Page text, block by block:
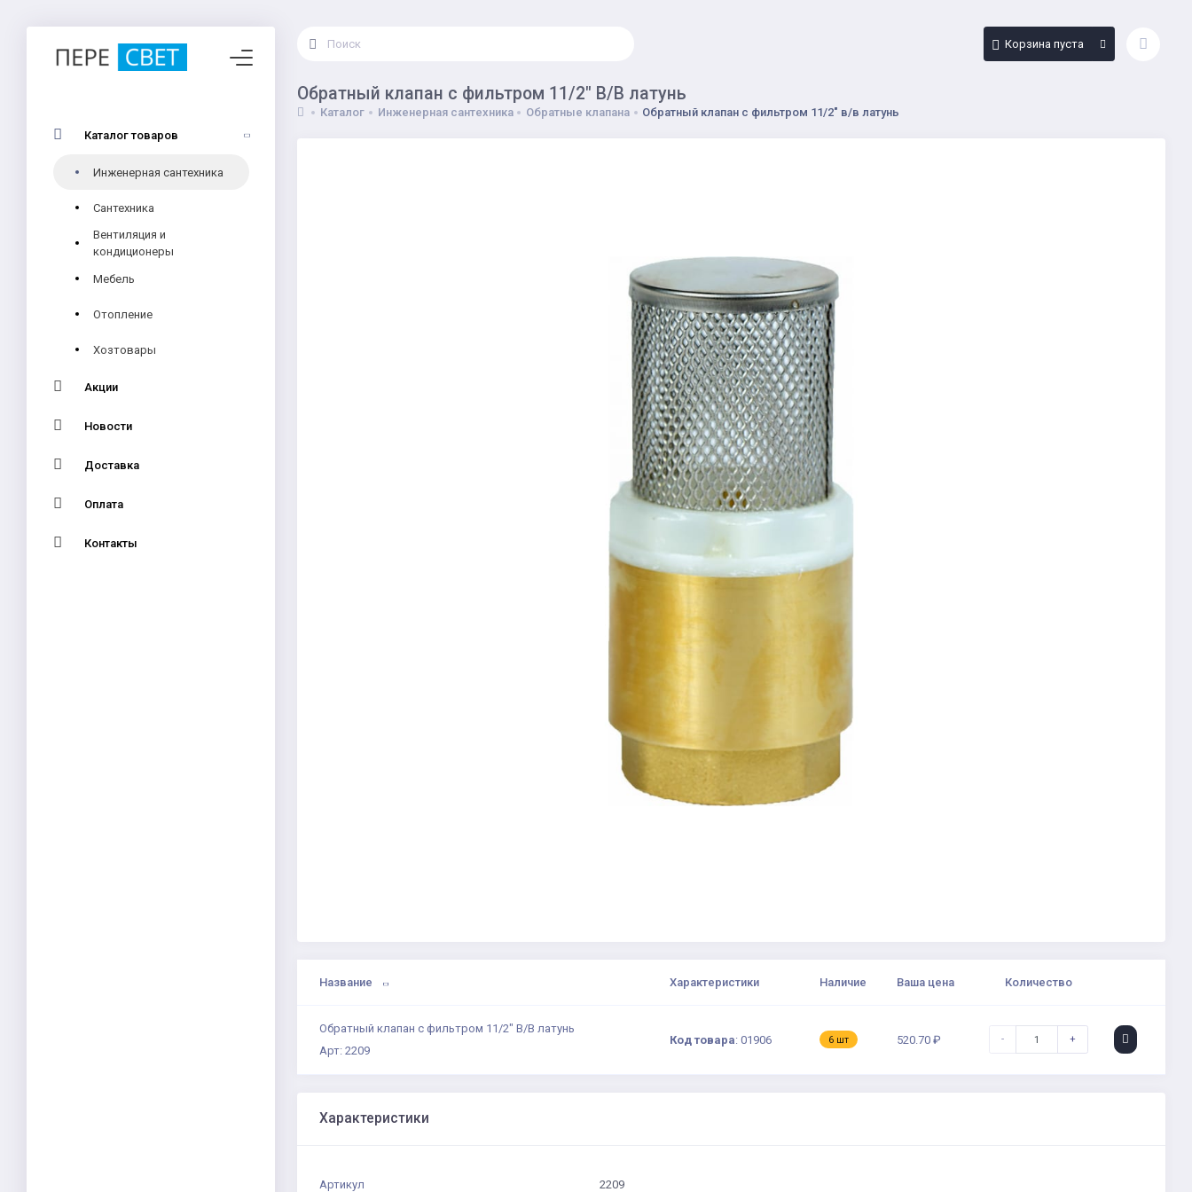
Каталог товаров
Инженерная сантехника
Сантехника
Вентиляция и
кондиционеры
Мебель
Отопление
Хозтовары
Акции
Новости
Доставка
Оплата
Контакты
Корзина пуста
Обратный клапан с фильтром 11/2" В/В латунь
Каталог Инженерная сантехника Обратные клапана Обратный клапан с фильтром 11/2" в/в латунь
Название Характеристики Наличие Ваша цена Количество
Обратный клапан с фильтром 11/2" В/В латунь
Арт: 2209
Код товара: 01906 6 шт 520.70 ₽ - +
Характеристики
Артикул 2209